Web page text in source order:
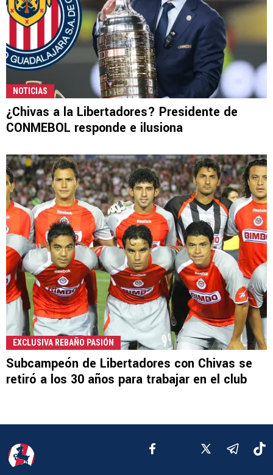
NOTICIAS
¿Chivas a la Libertadores? Presidente de
CONMEBOL responde e ilusiona
EXCLUSIVA REBAÑO PASIÓN
Subcampeón de Libertadores con Chivas se
retiró a los 30 años para trabajar en el club